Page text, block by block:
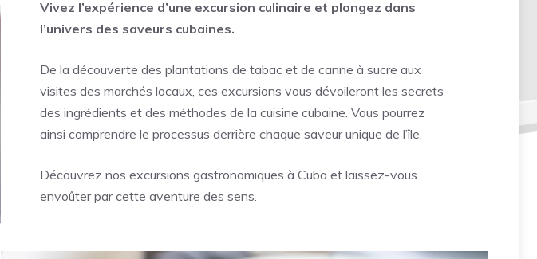
Vivez l’expérience d’une excursion culinaire et plongez dans
l’univers des saveurs cubaines.
De la découverte des plantations de tabac et de canne à sucre aux
visites des marchés locaux, ces excursions vous dévoileront les secrets
des ingrédients et des méthodes de la cuisine cubaine. Vous pourrez
ainsi comprendre le processus derrière chaque saveur unique de l’île.
Découvrez nos excursions gastronomiques à Cuba et laissez-vous
envoûter par cette aventure des sens.